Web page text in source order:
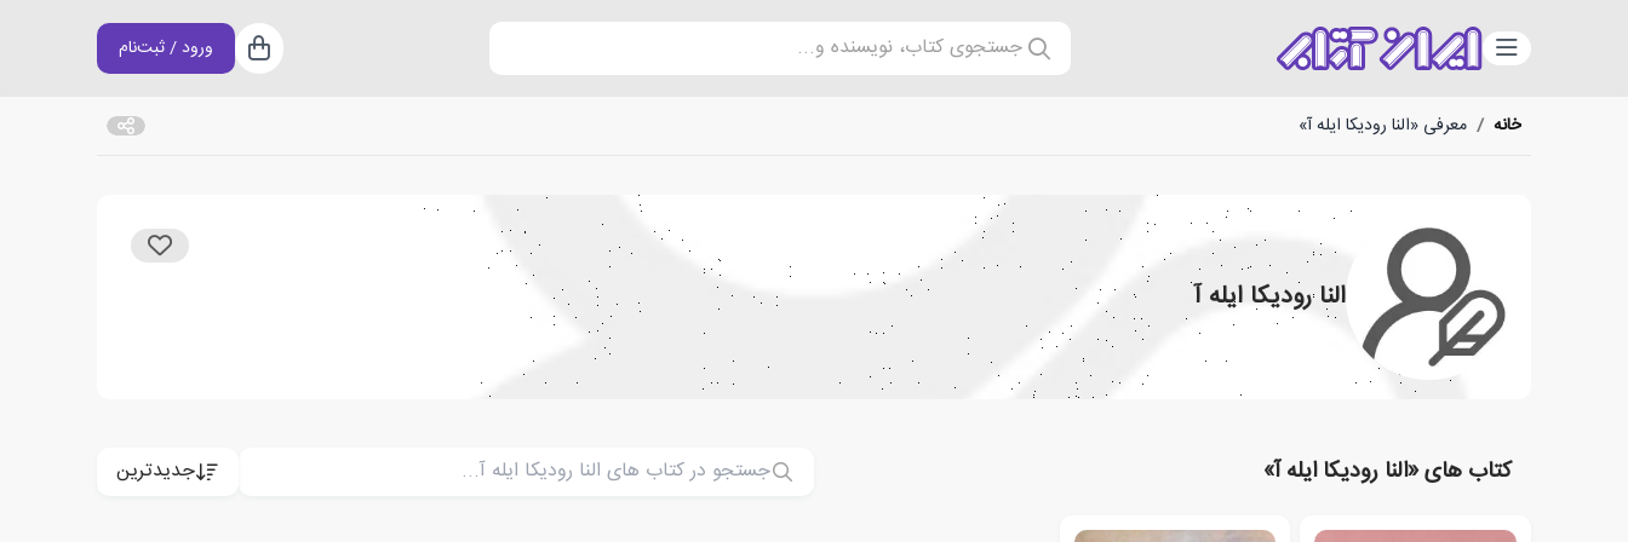
دسته‌بندی جستجوی کتاب، نویسنده و... سبد خرید
ورود / ثبت‌نام
خانه / معرفی «النا رودیکا ایله آ»
النا رودیکا ایله آ
کتاب های «النا رودیکا ایله آ» جدیدترین